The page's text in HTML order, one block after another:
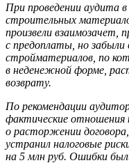
При проведении аудита
строительных
произвели взаимозачет,
с предоплаты, но забыли
стройматериалов, по
в неденежной форме,
возврату.
По рекомендации
фактические отношения
о расторжении
устранил налоговые
на 5 млн руб. Ошибки